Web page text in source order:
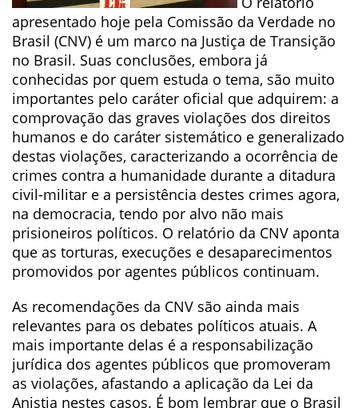
apresentado hoje pela Comissão da Verdade no
Brasil (CNV) é um marco na Justiça de Transição
no Brasil. Suas conclusões, embora já
conhecidas por quem estuda o tema, são muito
importantes pelo caráter oficial que adquirem: a
comprovação das graves violações dos direitos
humanos e do caráter sistemático e generalizado
destas violações, caracterizando a ocorrência de
crimes contra a humanidade durante a ditadura
civil-militar e a persistência destes crimes agora,
na democracia, tendo por alvo não mais
prisioneiros políticos. O relatório da CNV aponta
que as torturas, execuções e desaparecimentos
promovidos por agentes públicos continuam.
As recomendações da CNV são ainda mais
relevantes para os debates políticos atuais. A
mais importante delas é a responsabilização
jurídica dos agentes públicos que promoveram
as violações, afastando a aplicação da Lei da
Anistia nestes casos. É bom lembrar que o Brasil